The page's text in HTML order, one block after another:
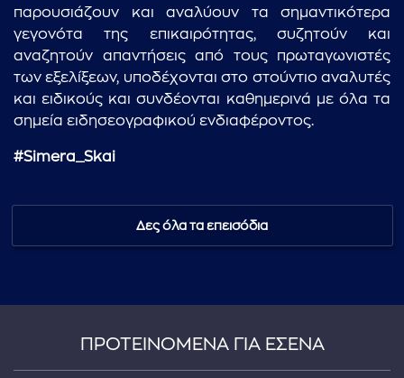
παρουσιάζουν και αναλύουν τα σημαντικότερα
γεγονότα της επικαιρότητας, συζητούν και
αναζητούν απαντήσεις από τους πρωταγωνιστές
των εξελίξεων, υποδέχονται στο στούντιο αναλυτές
και ειδικούς και συνδέονται καθημερινά με όλα τα
σημεία ειδησεογραφικού ενδιαφέροντος.
#Simera_Skai
Δες όλα τα επεισόδια
ΠΡΟΤΕΙΝΟΜΕΝΑ ΓΙΑ ΕΣΕΝΑ